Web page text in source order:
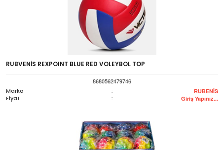
RUBVENİS REXPOINT BLUE RED VOLEYBOL TOP
8680562479746
Marka
: RUBENİS
Fiyat : Giriş Yapınız...